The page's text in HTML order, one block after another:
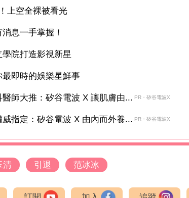
上空全裸被看光
息一手掌握！
院打造影視新星
即時的娛樂星鮮事
師大推：矽谷電波 X 讓肌膚由... PR・矽谷電波X
指定：矽谷電波 X 由內而外養... PR・矽谷電波X
清 引退 范冰冰